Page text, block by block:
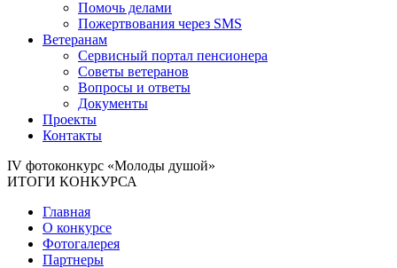
Помочь делами
Пожертвования через SMS
Ветеранам
Сервисный портал пенсионера
Советы ветеранов
Вопросы и ответы
Документы
Проекты
Контакты
IV фотоконкурс «Молоды душой»
ИТОГИ КОНКУРСА
Главная
О конкурсе
Фотогалерея
Партнеры